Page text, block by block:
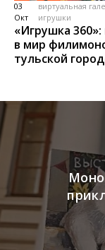
03
Окт
виртуальная
игрушки
«Игрушка
в мир
тульской